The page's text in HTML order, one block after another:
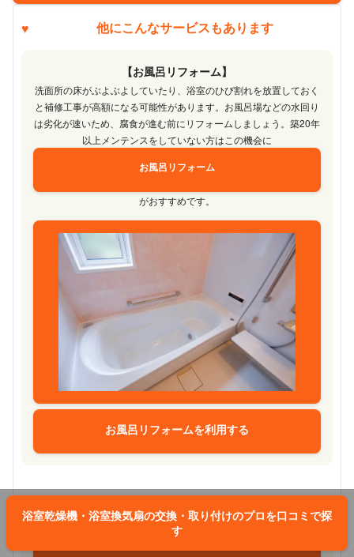
他にこんなサービスもあります
【お風呂リフォーム】
洗面所の床がぶよぶよしていたり、浴室のひび割れを放置しておく
と補修工事が高額になる可能性があります。お風呂場などの水回り
は劣化が速いため、腐食が進む前にリフォームしましょう。築20年
以上メンテンスをしていない方はこの機会に
お風呂リフォーム
がおすすめです。
お風呂リフォームを利用する
【レンジフード（換気扇）の交換・取り付け】
くらしのマーケットでは、
浴室乾燥機・浴室換気扇の交換・取り付けのプロを口コミで探
す